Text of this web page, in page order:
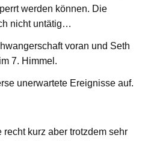
werden können. Die
nicht untätig…
voran und Seth
7. Himmel.
unerwartete Ereignisse auf.
kurz aber trotzdem sehr